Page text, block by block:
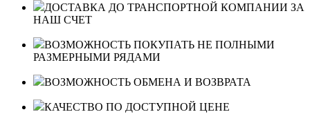
ДОСТАВКА ДО ТРАНСПОРТНОЙ КОМПАНИИ ЗА
НАШ СЧЕТ
ВОЗМОЖНОСТЬ ПОКУПАТЬ НЕ ПОЛНЫМИ
РАЗМЕРНЫМИ РЯДАМИ
ВОЗМОЖНОСТЬ ОБМЕНА И ВОЗВРАТА
КАЧЕСТВО ПО ДОСТУПНОЙ ЦЕНЕ